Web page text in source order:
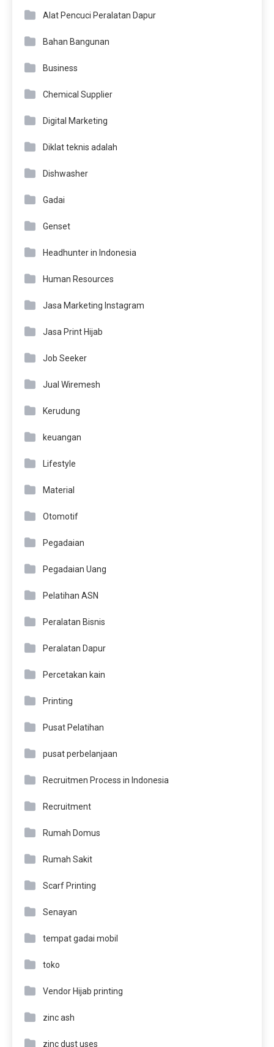
Alat Pencuci Peralatan Dapur
Bahan Bangunan
Business
Chemical Supplier
Digital Marketing
Diklat teknis adalah
Dishwasher
Gadai
Genset
Headhunter in Indonesia
Human Resources
Jasa Marketing Instagram
Jasa Print Hijab
Job Seeker
Jual Wiremesh
Kerudung
keuangan
Lifestyle
Material
Otomotif
Pegadaian
Pegadaian Uang
Pelatihan ASN
Peralatan Bisnis
Peralatan Dapur
Percetakan kain
Printing
Pusat Pelatihan
pusat perbelanjaan
Recruitmen Process in Indonesia
Recruitment
Rumah Domus
Rumah Sakit
Scarf Printing
Senayan
tempat gadai mobil
toko
Vendor Hijab printing
zinc ash
zinc dust uses